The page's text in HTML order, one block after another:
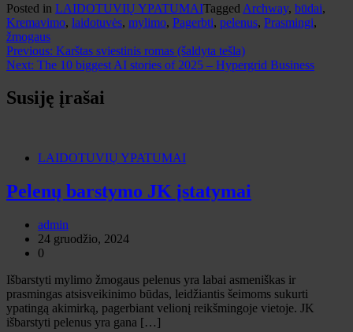
Posted in LAIDOTUVIŲ YPATUMAITagged Archway, būdai,
Kremavimo, laidotuvės, mylimo, Pagerbti, pelenus, Prasmingi,
žmogaus
Navigacija
tarp
įrašų
Previous: Karštas sviestinis romas (šaldyta tešla)
Next: The 10 biggest AI stories of 2025 – Hypergrid Business
Susiję įrašai
LAIDOTUVIŲ YPATUMAI
Pelenų barstymo JK įstatymai
admin
24 gruodžio, 2024
0
Išbarstyti mylimo žmogaus pelenus yra labai asmeniškas ir
prasmingas atsisveikinimo būdas, leidžiantis šeimoms sukurti
ypatingą akimirką, pagerbiant velionį reikšmingoje vietoje. JK
išbarstyti pelenus yra gana […]